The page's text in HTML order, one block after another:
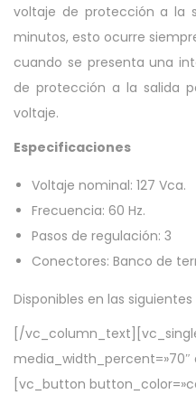
voltaje de protección a la
minutos, esto ocurre
cuando se presenta una
de protección a la salida
voltaje.
Especificaciones
Voltaje nominal: 127 Vca.
Frecuencia: 60 Hz.
Pasos de regulación: 3
Conectores: Banco de
Disponibles en las
[/
media_width_percent=»70″
[vc_button